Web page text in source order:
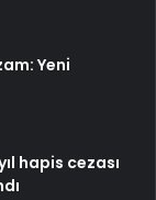
Yeni
hapis cezası